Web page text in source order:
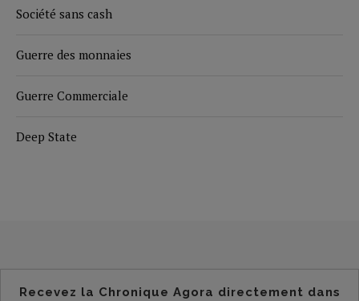
Société sans cash
Guerre des monnaies
Guerre Commerciale
Deep State
Recevez la Chronique Agora directement dans